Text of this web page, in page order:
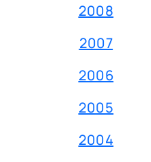
2008
2007
2006
2005
2004